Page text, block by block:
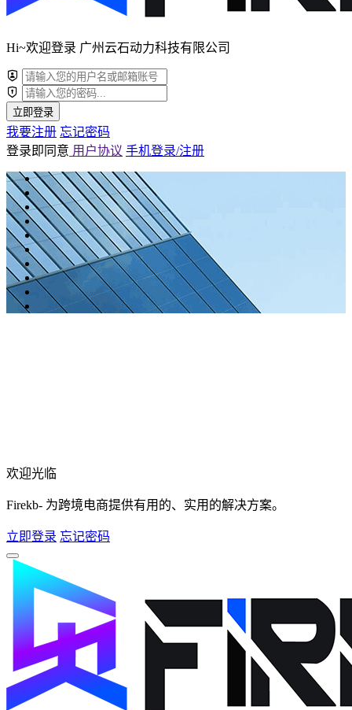
Hi~欢迎登录 广州云石动力科技有限公司
立即登录
我要注册 忘记密码
登录即同意 用户协议 手机登录/注册
欢迎光临
Firekb- 为跨境电商提供有用的、实用的解决方案。
立即登录 忘记密码